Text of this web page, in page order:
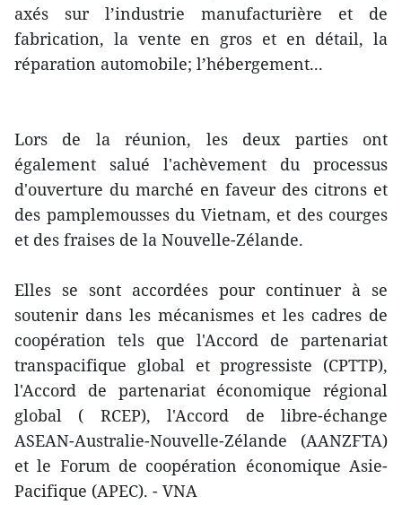
axés sur l’industrie manufacturière et de
fabrication, la vente en gros et en détail, la
réparation automobile; l’hébergement...
Lors de la réunion, les deux parties ont
également salué l'achèvement du processus
d'ouverture du marché en faveur des citrons et
des pamplemousses du Vietnam, et des courges
et des fraises de la Nouvelle-Zélande.
Elles se sont accordées pour continuer à se
soutenir dans les mécanismes et les cadres de
coopération tels que l'Accord de partenariat
transpacifique global et progressiste (CPTTP),
l'Accord de partenariat économique régional
global ( RCEP), l'Accord de libre-échange
ASEAN-Australie-Nouvelle-Zélande (AANZFTA)
et le Forum de coopération économique Asie-
Pacifique (APEC). - VNA